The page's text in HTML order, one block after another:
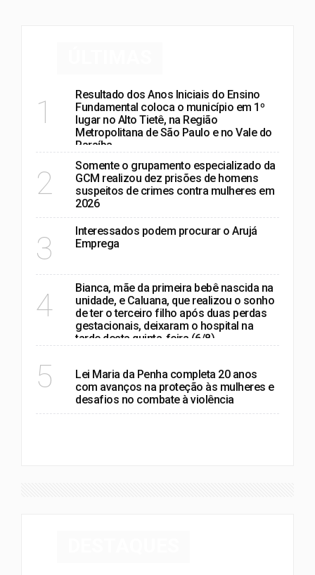
1
Resultado dos Anos Iniciais do Ensino
Fundamental coloca o município em 1º
lugar no Alto Tietê, na Região
Metropolitana de São Paulo e no Vale do
Paraíba
2
Somente o grupamento especializado da
GCM realizou dez prisões de homens
suspeitos de crimes contra mulheres em
2026
3
Interessados podem procurar o Arujá
Emprega
4
Bianca, mãe da primeira bebê nascida na
unidade, e Caluana, que realizou o sonho
de ter o terceiro filho após duas perdas
gestacionais, deixaram o hospital na
tarde desta quinta-feira (6/8)
5
Lei Maria da Penha completa 20 anos
com avanços na proteção às mulheres e
desafios no combate à violência